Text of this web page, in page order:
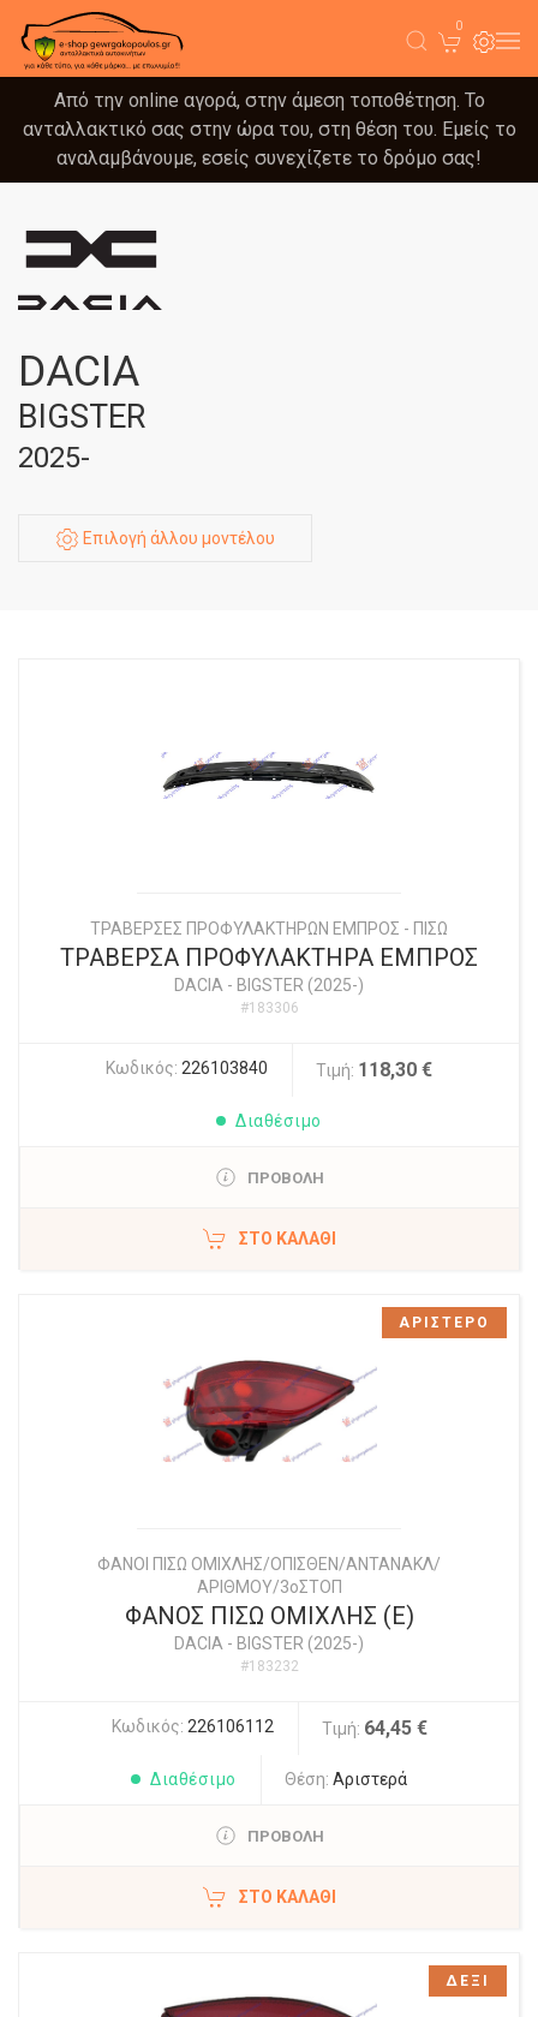
0
Από την online αγορά, στην άμεση τοποθέτηση. Το
ανταλλακτικό σας στην ώρα του, στη θέση του. Εμείς το
αναλαμβάνουμε, εσείς συνεχίζετε το δρόμο σας!
DACIA
BIGSTER
2025-
Επιλογή άλλου μοντέλου
ΤΡΑΒΕΡΣΕΣ ΠΡΟΦΥΛΑΚΤΗΡΩΝ ΕΜΠΡΟΣ - ΠΙΣΩ
ΤΡΑΒΕΡΣΑ ΠΡΟΦΥΛΑΚΤΗΡΑ ΕΜΠΡΟΣ
DACIA - BIGSTER (2025-)
#183306
Κωδικός: 226103840 Τιμή: 118,30 €
Διαθέσιμο
ΠΡΟΒΟΛΗ
ΣΤΟ ΚΑΛΆΘΙ
ΦΑΝΟΙ ΠΙΣΩ ΟΜΙΧΛΗΣ/ΟΠΙΣΘΕΝ/ΑΝΤΑΝΑΚΛ/
ΑΡΙΘΜΟΥ/3οΣΤΟΠ
ΦΑΝΟΣ ΠΙΣΩ ΟΜΙΧΛΗΣ (Ε)
DACIA - BIGSTER (2025-)
#183232
Κωδικός: 226106112 Τιμή: 64,45 €
Διαθέσιμο Θέση: Αριστερά
ΠΡΟΒΟΛΗ
ΣΤΟ ΚΑΛΆΘΙ
ΑΡΙΣΤΕΡΟ
ΔΕΞΙ